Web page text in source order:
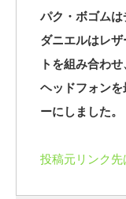
パク・ボゴムは
ダニエルはレ
トを組み合わせ
ヘッドフォン
ーにしました。
投稿元リンク先